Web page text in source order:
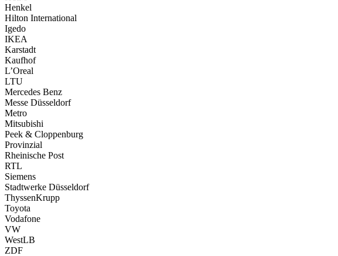
Henkel
Hilton International
Igedo
IKEA
Karstadt
Kaufhof
L’Oreal
LTU
Mercedes Benz
Messe Düsseldorf
Metro
Mitsubishi
Peek & Cloppenburg
Provinzial
Rheinische Post
RTL
Siemens
Stadtwerke Düsseldorf
ThyssenKrupp
Toyota
Vodafone
VW
WestLB
ZDF